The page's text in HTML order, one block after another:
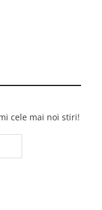
cele mai noi stiri!